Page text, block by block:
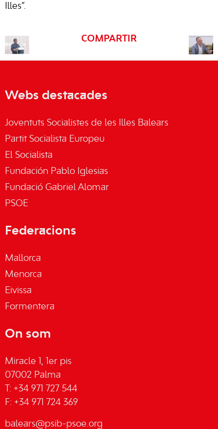
Illes”.
COMPARTIR
Webs destacades
Joventuts Socialistes de les Illes Balears
Partit Socialista Europeu
El Socialista
Fundación Pablo Iglesias
Fundació Gabriel Alomar
PSOE
Federacions
Mallorca
Menorca
Eivissa
Formentera
On som
Miracle 1, 1er pis
07002 Palma
T: +34 971 727 544
F: +34 971 724 369
balears@psib-psoe.org